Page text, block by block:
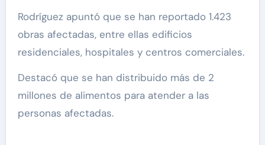
Rodríguez apuntó que se han reportado 1.423
obras afectadas, entre ellas edificios
residenciales, hospitales y centros comerciales.
Destacó que se han distribuido más de 2
millones de alimentos para atender a las
personas afectadas.